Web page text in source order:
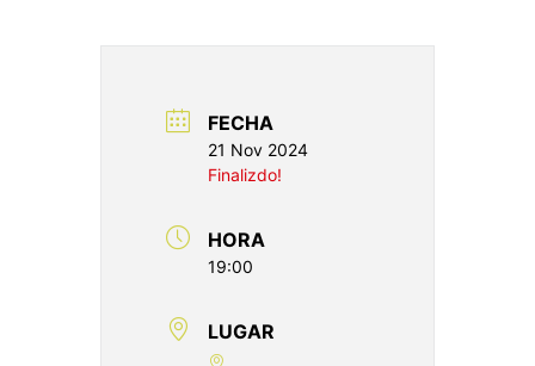
FECHA
21 Nov 2024
Finalizdo!
HORA
19:00
LUGAR